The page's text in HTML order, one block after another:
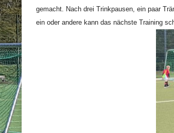
gemacht. Nach drei Trinkpausen, ein paar
ein oder andere kann das nächste Training